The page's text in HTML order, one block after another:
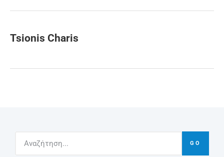
Tsionis Charis
GO